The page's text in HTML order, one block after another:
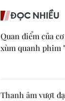
ĐỌC NHIỀU
Quan điểm của
xùm quanh phim
Thanh âm vượt